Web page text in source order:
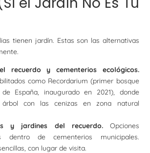
tienen jardín. Estas son las alternativas
recuerdo y cementerios ecológicos.
como Recordarium (primer bosque
España, inaugurado en 2021), donde
con las cenizas en zona natural
y jardines del recuerdo.Opciones
dentro de cementerios municipales.
con lugar de visita.